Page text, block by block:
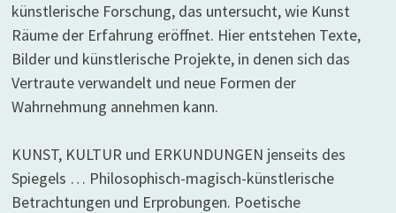
künstlerische Forschung, das untersucht, wie Kunst
Räume der Erfahrung eröffnet. Hier entstehen Texte,
Bilder und künstlerische Projekte, in denen sich das
Vertraute verwandelt und neue Formen der
Wahrnehmung annehmen kann.
KUNST, KULTUR und ERKUNDUNGEN jenseits des
Spiegels … Philosophisch-magisch-künstlerische
Betrachtungen und Erprobungen. Poetische